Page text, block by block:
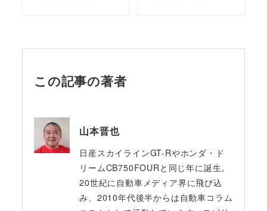
この記事の著者
山本晋也
日産スカイラインGT-Rやホンダ・ド
リームCB750FOURと同じ年に誕生。
20世紀に自動車メディア界に飛び込
み、2010年代後半からは自動車コラム